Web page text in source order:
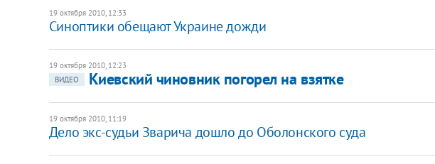
19 октября 2010, 12:33
Синоптики обещают Украине дожди
19 октября 2010, 12:23
ВИДЕО
Киевский чиновник погорел на взятке
19 октября 2010, 11:19
Дело экс-судьи Зварича дошло до Оболонского суда